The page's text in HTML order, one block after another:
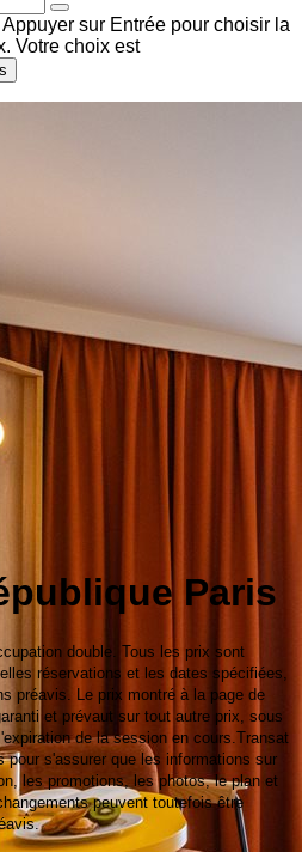
sur Entrée pour choisir la
Votre choix est
Paris
double. Tous les prix sont
réservations et les dates spécifiées,
préavis. Le prix montré à la page de
et prévaut sur tout autre prix, sous
de la session en cours.Transat
s'assurer que les informations sur
les promotions, les photos, le plan et
peuvent toutefois être